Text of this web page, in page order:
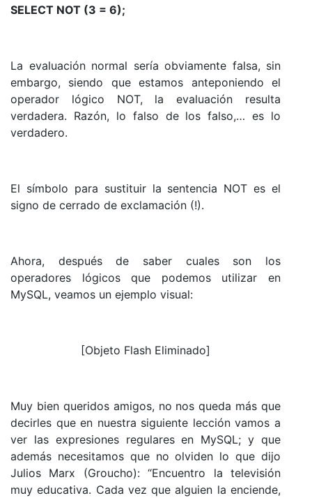
SELECT NOT (3 = 6);
La evaluación normal sería obviamente falsa, sin
embargo, siendo que estamos anteponiendo el
operador lógico NOT, la evaluación resulta
verdadera. Razón, lo falso de los falso,… es lo
verdadero.
El símbolo para sustituir la sentencia NOT es el
signo de cerrado de exclamación (!).
Ahora, después de saber cuales son los
operadores lógicos que podemos utilizar en
MySQL, veamos un ejemplo visual:
[Objeto Flash Eliminado]
Muy bien queridos amigos, no nos queda más que
decirles que en nuestra siguiente lección vamos a
ver las expresiones regulares en MySQL; y que
además necesitamos que no olviden lo que dijo
Julios Marx (Groucho): “Encuentro la televisión
muy educativa. Cada vez que alguien la enciende,